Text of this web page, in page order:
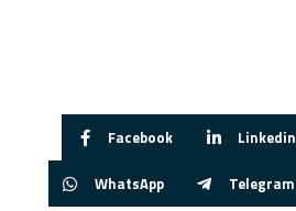
Facebook Linkedin
WhatsApp Telegram